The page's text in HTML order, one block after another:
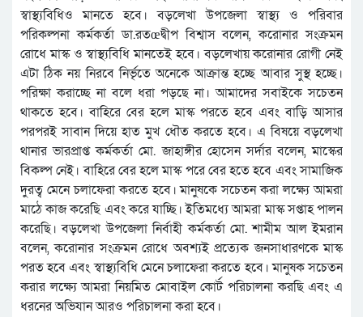
স্বাস্থ্যবিধিও মানতে হবে। বড়লেখা উপজেলা স্বাস্থ্য ও পরিবার
পরিকল্পনা কর্মকর্তা ডা.রতœদ্বীপ বিশ্বাস বলেন, করোনার সংক্রমন
রোধে মাস্ক ও স্বাস্থ্যবিধি মানতেই হবে। বড়লেখায় করোনার রোগী নেই
এটা ঠিক নয় নিরবে নির্ভৃতে অনেকে আক্রান্ত হচ্ছে আবার সুস্থ হচ্ছে।
পরিক্ষা করাচ্ছে না বলে ধরা পড়ছে না। আমাদের সবাইকে সচেতন
থাকতে হবে। বাহিরে বের হলে মাস্ক পরতে হবে এবং বাড়ি আসার
পরপরই সাবান দিয়ে হাত মুখ ধৌত করতে হবে। এ বিষয়ে বড়লেখা
থানার ভারপ্রাপ্ত কর্মকর্তা মো. জাহাঙ্গীর হোসেন সর্দার বলেন, মাস্কের
বিকল্প নেই। বাহিরে বের হলে মাস্ক পরে বের হতে হবে এবং সামাজিক
দুরত্ব মেনে চলাফেরা করতে হবে। মানুষকে সচেতন করা লক্ষ্যে আমরা
মাঠে কাজ করেছি এবং করে যাচ্ছি। ইতিমধ্যে আমরা মাস্ক সপ্তাহ পালন
করেছি। বড়লেখা উপজেলা নির্বাহী কর্মকর্তা মো. শামীম আল ইমরান
বলেন, করোনার সংক্রমন রোধে অবশ্যই প্রত্যেক জনসাধারণকে মাস্ক
পরত হবে এবং স্বাস্থ্যবিধি মেনে চলাফেরা করতে হবে। মানুষক সচেতন
করার লক্ষ্যে আমরা নিয়মিত মোবাইল কোর্ট পরিচালনা করছি এবং এ
ধরনের অভিযান আরও পরিচালনা করা হবে।